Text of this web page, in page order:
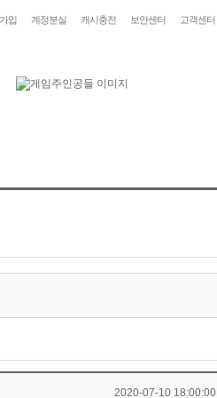
입 계정분실 캐시충전 보안센터 고객센터
2020-07-10 18:00:00